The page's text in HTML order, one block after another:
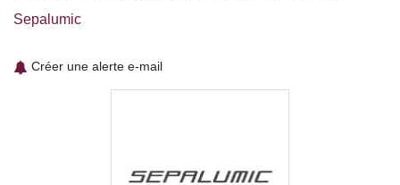
Sepalumic
Créer une alerte e-mail